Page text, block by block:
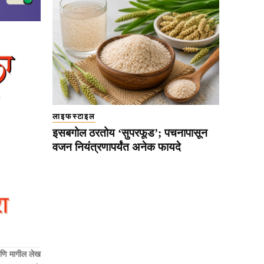
मागील लेख
लाइफस्टाइल
इसबगोल ठरतोय ‘सुपरफूड’; पचनापासून
वजन नियंत्रणापर्यंत अनेक फायदे